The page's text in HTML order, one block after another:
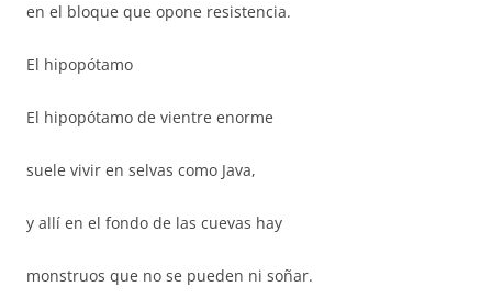
en el bloque que opone resistencia.
El hipopótamo
El hipopótamo de vientre enorme
suele vivir en selvas como Java,
y allí en el fondo de las cuevas hay
monstruos que no se pueden ni soñar.